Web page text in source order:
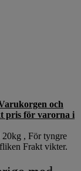
och
pris för varorna i
20kg , För tyngre
Frakt vikter.